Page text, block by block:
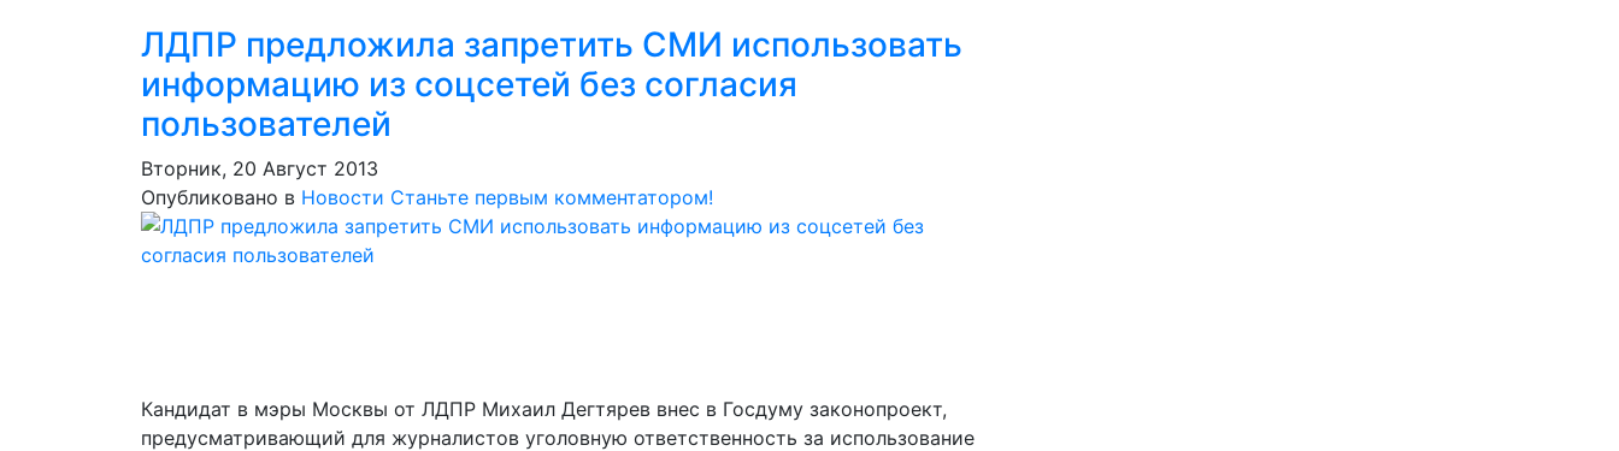
ЛДПР предложила запретить СМИ использовать
информацию из соцсетей без согласия
пользователей
Вторник, 20 Август 2013
Опубликовано в Новости Станьте первым комментатором!
Кандидат в мэры Москвы от ЛДПР Михаил Дегтярев внес в Госдуму законопроект,
предусматривающий для журналистов уголовную ответственность за использование